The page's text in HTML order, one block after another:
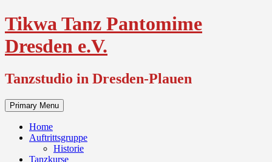
Skip
to
content
Tikwa Tanz Pantomime
Dresden e.V.
Tanzstudio in Dresden-Plauen
Primary Menu
Home
Auftrittsgruppe
Historie
Tanzkurse